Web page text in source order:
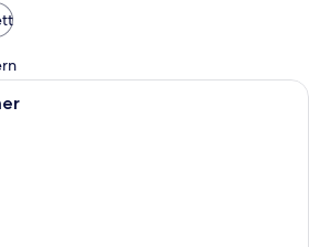
Ein Hotelzimmer mit zwei Betten,